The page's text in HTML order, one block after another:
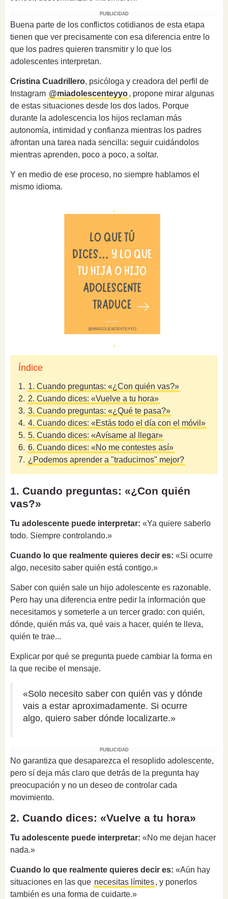
PUBLICIDAD
Buena parte de los conflictos cotidianos de esta etapa
tienen que ver precisamente con esa diferencia entre lo
que los padres quieren transmitir y lo que los
adolescentes interpretan.
Cristina Cuadrillero, psicóloga y creadora del perfil de
Instagram @miadolescenteyyo, propone mirar algunas
de estas situaciones desde los dos lados. Porque
durante la adolescencia los hijos reclaman más
autonomía, intimidad y confianza mientras los padres
afrontan una tarea nada sencilla: seguir cuidándolos
mientras aprenden, poco a poco, a soltar.
Y en medio de ese proceso, no siempre hablamos el
mismo idioma.
Índice
1. 1. Cuando preguntas: «¿Con quién vas?»
2. 2. Cuando dices: «Vuelve a tu hora»
3. 3. Cuando preguntas: «¿Qué te pasa?»
4. 4. Cuando dices: «Estás todo el día con el móvil»
5. 5. Cuando dices: «Avísame al llegar»
6. 6. Cuando dices: «No me contestes así»
7. ¿Podemos aprender a "traducirnos" mejor?
1. Cuando preguntas: «¿Con quién
vas?»
Tu adolescente puede interpretar: «Ya quiere saberlo
todo. Siempre controlando.»
Cuando lo que realmente quieres decir es: «Si ocurre
algo, necesito saber quién está contigo.»
Saber con quién sale un hijo adolescente es razonable.
Pero hay una diferencia entre pedir la información que
necesitamos y someterle a un tercer grado: con quién,
dónde, quién más va, qué vais a hacer, quién te lleva,
quién te trae...
Explicar por qué se pregunta puede cambiar la forma en
la que recibe el mensaje.
«Solo necesito saber con quién vas y dónde
vais a estar aproximadamente. Si ocurre
algo, quiero saber dónde localizarte.»
PUBLICIDAD
No garantiza que desaparezca el resoplido adolescente,
pero sí deja más claro que detrás de la pregunta hay
preocupación y no un deseo de controlar cada
movimiento.
2. Cuando dices: «Vuelve a tu hora»
Tu adolescente puede interpretar: «No me dejan hacer
nada.»
Cuando lo que realmente quieres decir es: «Aún hay
situaciones en las que necesitas límites, y ponerlos
también es una forma de cuidarte.»